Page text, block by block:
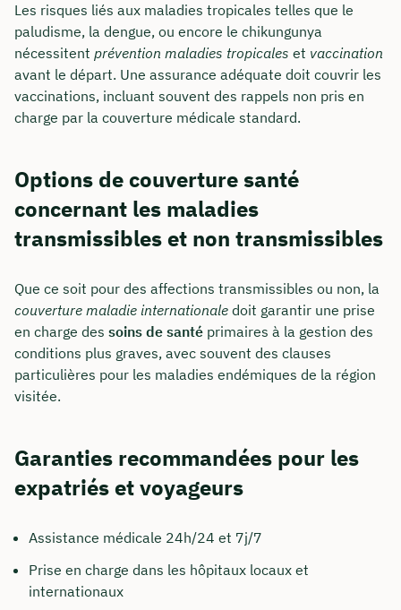
Les risques liés aux maladies tropicales telles que le
paludisme, la dengue, ou encore le chikungunya
nécessitent prévention maladies tropicales et vaccination
avant le départ. Une assurance adéquate doit couvrir les
vaccinations, incluant souvent des rappels non pris en
charge par la couverture médicale standard.
Options de couverture santé
concernant les maladies
transmissibles et non transmissibles
Que ce soit pour des affections transmissibles ou non, la
couverture maladie internationale doit garantir une prise
en charge des soins de santé primaires à la gestion des
conditions plus graves, avec souvent des clauses
particulières pour les maladies endémiques de la région
visitée.
Garanties recommandées pour les
expatriés et voyageurs
Assistance médicale 24h/24 et 7j/7
Prise en charge dans les hôpitaux locaux et
internationaux